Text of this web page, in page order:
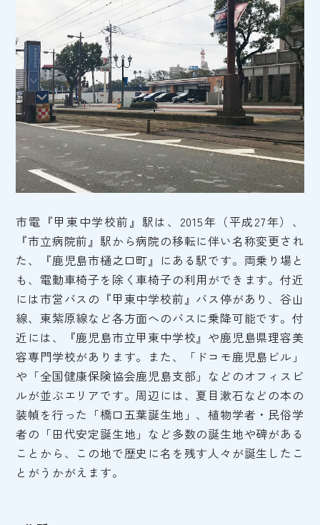
市電『甲東中学校前』駅は、2015年（平成27年）、
『市立病院前』駅から病院の移転に伴い名称変更され
た、『鹿児島市樋之口町』にある駅です。両乗り場と
も、電動車椅子を除く車椅子の利用ができます。付近
には市営バスの『甲東中学校前』バス停があり、谷山
線、東紫原線など各方面へのバスに乗降可能です。付
近には、『鹿児島市立甲東中学校』や鹿児島県理容美
容専門学校があります。また、「ドコモ鹿児島ビル」
や「全国健康保険協会鹿児島支部」などのオフィスビ
ルが並ぶエリアです。周辺には、夏目漱石などの本の
装幀を行った「橋口五葉誕生地」、植物学者・民俗学
者の「田代安定誕生地」など多数の誕生地や碑がある
ことから、この地で歴史に名を残す人々が誕生したこ
とがうかがえます。